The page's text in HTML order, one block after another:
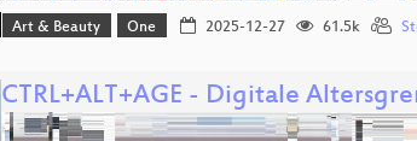
Art & Beauty One 2025-12-27 61.5k
CTRL+ALT+AGE - Digitale